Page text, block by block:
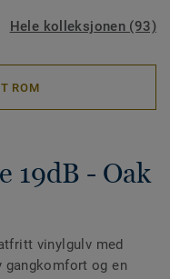
Hele kolleksjonen (93)
ROM
19dB - Oak
vinylgulv med
gangkomfort og en